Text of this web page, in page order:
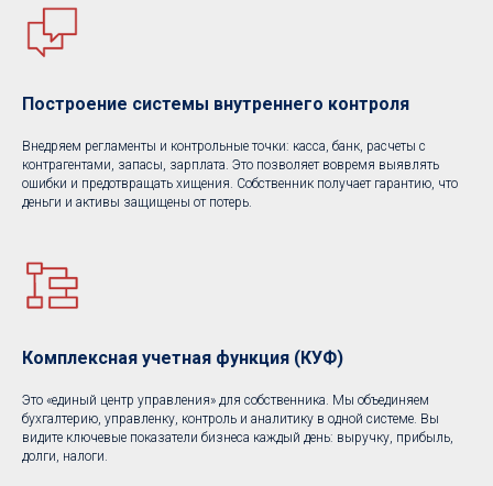
Построение системы внутреннего контроля
Внедряем регламенты и контрольные точки: касса, банк, расчеты с
контрагентами, запасы, зарплата. Это позволяет вовремя выявлять
ошибки и предотвращать хищения. Собственник получает гарантию, что
деньги и активы защищены от потерь.
Комплексная учетная функция (КУФ)
Это «единый центр управления» для собственника. Мы объединяем
бухгалтерию, управленку, контроль и аналитику в одной системе. Вы
видите ключевые показатели бизнеса каждый день: выручку, прибыль,
долги, налоги.